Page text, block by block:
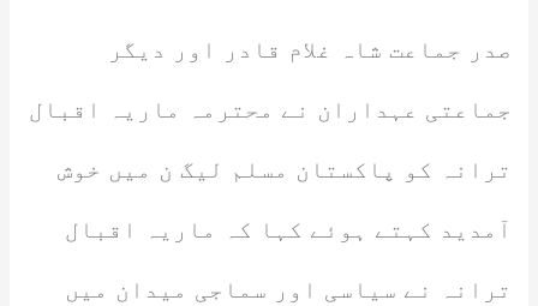
صدر جماعت شاہ غلام قادر اور دیگر
جماعتی عہداران نے محترمہ ماریہ اقبال
ترانہ کو پاکستان مسلم لیگ ن میں خوش
آمدید کہتے ہوئے کہا کہ ماریہ اقبال
ترانہ نے سیاسی اور سماجی میدان میں